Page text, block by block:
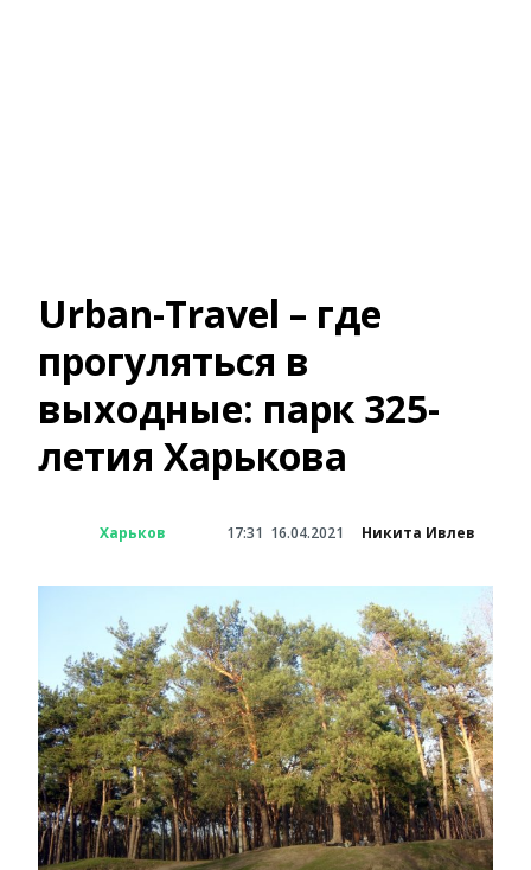
Urban-Travel – где
прогуляться в
выходные: парк 325-
летия Харькова
Харьков 17:31 16.04.2021 Никита Ивлев